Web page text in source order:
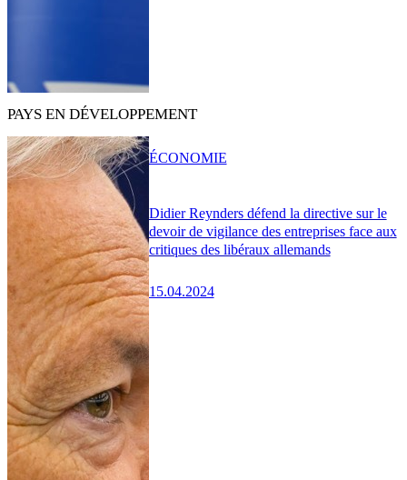
PAYS EN DÉVELOPPEMENT
Didier Reynders défend la directive sur le
devoir de vigilance des entreprises face aux
critiques des libéraux allemands
15.04.2024
ÉCONOMIE